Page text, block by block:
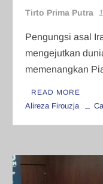
Tirto Prima Putra
Pengungsi asal
mengejutkan
memenangkan
READ MORE
Alireza Firouzja